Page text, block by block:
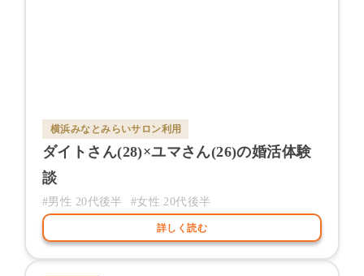
横浜みなとみらいサロン利用
ダイト さん(28)×ユマさん(26)の婚活体験
談
#男性 20代後半 #女性20代後半
詳しく読む